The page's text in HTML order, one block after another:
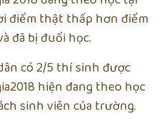
điểm thật thấp hơn điểm
đã bị đuổi học.
có 2/5 thí sinh được
hiện đang theo học
sinh viên của trường.